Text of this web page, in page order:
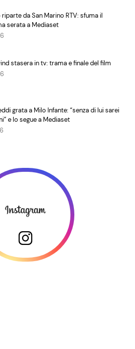
da San Marino RTV: sfuma il
serata a Mediaset
stasera in tv: trama e finale del film
grata a Milo Infante: “senza di lui sarei
e lo segue a Mediaset